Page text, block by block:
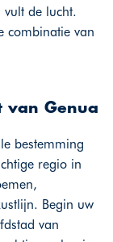
de lucht.
combinatie van
van Genua
bestemming
regio in
Begin uw
van